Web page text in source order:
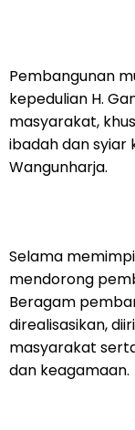
‎Pembangunan
kepedulian H.
masyarakat,
ibadah dan syiar
Wangunharja.
‎Selama
mendorong
Beragam
direalisasikan,
masyarakat
dan keagamaan.